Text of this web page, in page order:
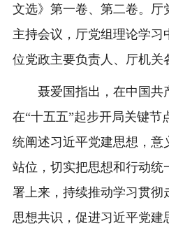
文选》第一卷、第二卷。厅
主持会议，厅党组理论学习
位党政主要负责人、厅机关
聂爱国指出，在中国共产
在“十五五”起步开局关键节
统阐述习近平党建思想，意
站位，切实把思想和行动统
署上来，持续推动学习贯彻
思想共识，促进习近平党建